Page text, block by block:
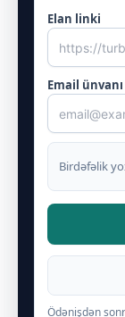
Elan linki
Email ünvanı
Birdəfəlik
Ödənişdən